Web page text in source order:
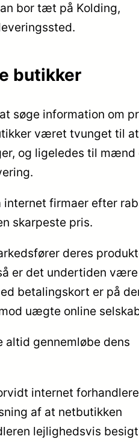
bor tæt på Kolding,
butikker
søge information om
været tvunget til at
og ligeledes til mænd
firmaer efter
skarpeste pris.
deres
er det undertiden være
betalingskort er på
uægte online
altid gennemløbe dens
internet
af at netbutikken
lejlighedsvis